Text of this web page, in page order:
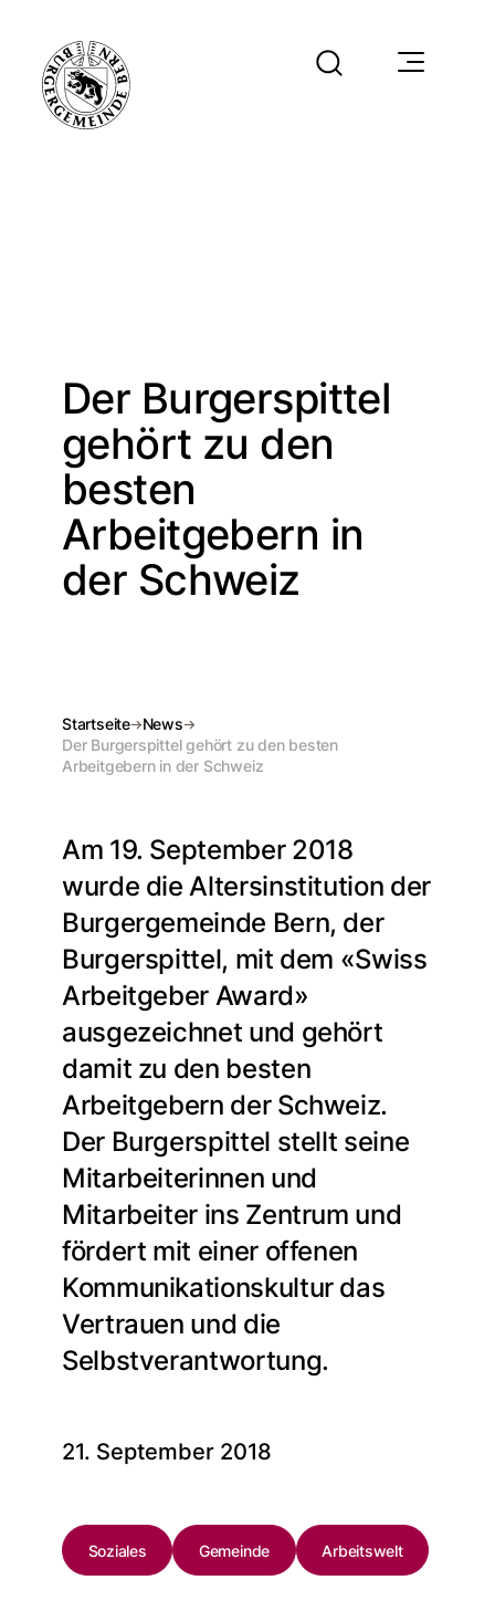
Der Burgerspittel
gehört zu den
besten
Arbeitgebern in
der Schweiz
Startseite
News
Der Burgerspittel gehört zu den besten
Arbeitgebern in der Schweiz
Am 19. September 2018
wurde die Altersinstitution der
Burgergemeinde Bern, der
Burgerspittel, mit dem «Swiss
Arbeitgeber Award»
ausgezeichnet und gehört
damit zu den besten
Arbeitgebern der Schweiz.
Der Burgerspittel stellt seine
Mitarbeiterinnen und
Mitarbeiter ins Zentrum und
fördert mit einer offenen
Kommunikationskultur das
Vertrauen und die
Selbstverantwortung.
21. September 2018
Soziales Gemeinde Arbeitswelt